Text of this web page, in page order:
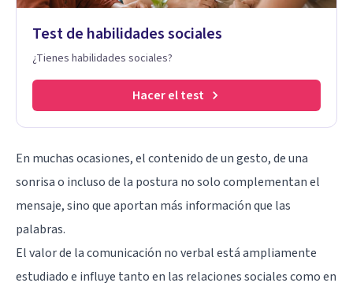
Test de habilidades sociales
¿Tienes habilidades sociales?
Hacer el test
En muchas ocasiones, el contenido de un gesto, de una
sonrisa o incluso de la postura no solo complementan el
mensaje, sino que aportan más información que las
palabras.
El valor de la comunicación no verbal está ampliamente
estudiado e influye tanto en las relaciones sociales como en